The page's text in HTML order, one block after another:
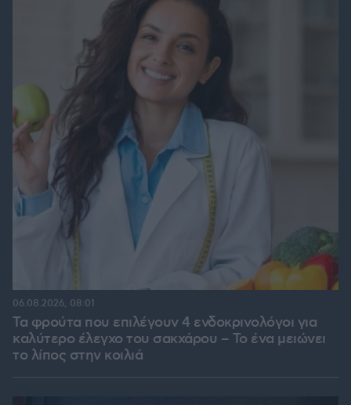
Τα φρούτα που επιλέγουν 4 ενδοκρινολόγοι για
καλύτερο έλεγχο του σακχάρου – Το ένα μειώνει
το λίπος στην κοιλιά
06.08.2026, 08:01